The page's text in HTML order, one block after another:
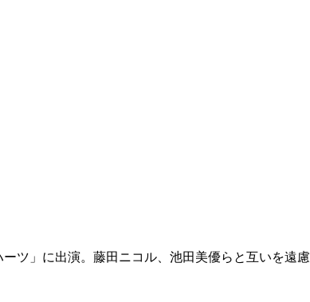
ツ」に出演。藤田ニコル、池田美優らと互いを遠